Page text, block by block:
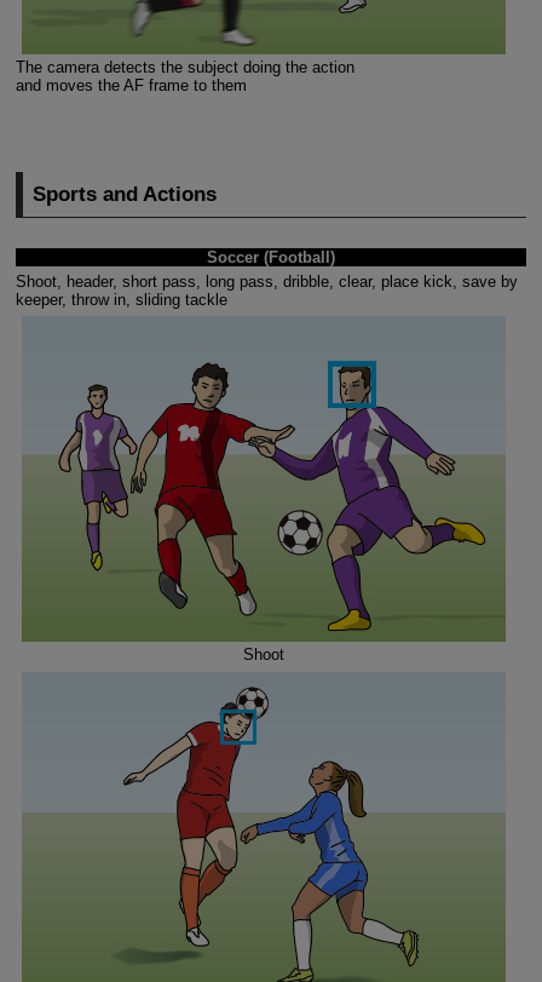
The camera detects the subject doing the action
and moves the AF frame to them
Sports and Actions
Soccer (Football)
Shoot, header, short pass, long pass, dribble, clear, place kick, save by
keeper, throw in, sliding tackle
Shoot